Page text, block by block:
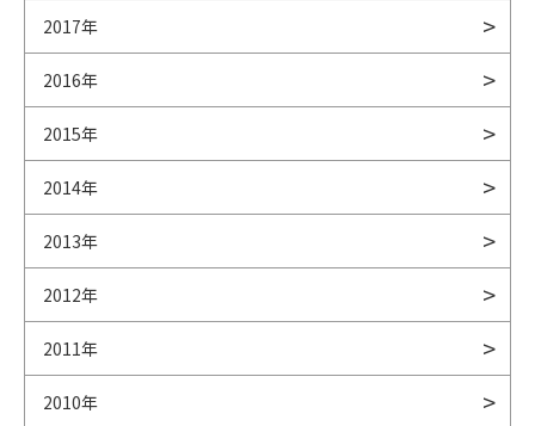
2017年
2016年
2015年
2014年
2013年
2012年
2011年
2010年